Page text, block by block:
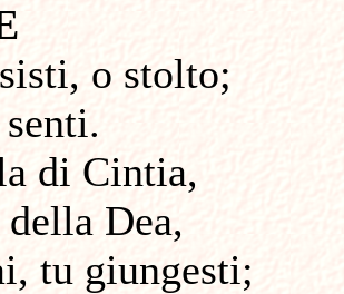
o stolto;
di Cintia,
Dea,
tu giungesti;